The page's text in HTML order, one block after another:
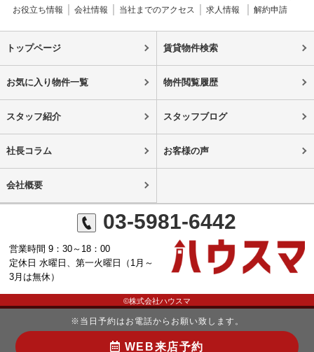
お役立ち情報
会社情報 当社までのアクセス 求人情報 解約申請
トップページ 賃貸物件検索
お気に入り物件一覧 物件閲覧履歴
スタッフ紹介 スタッフブログ
社長コラム お客様の声
会社概要
03-5981-6442
営業時間 9：30～18：00
定休日 水曜日、第一火曜日（1月～
3月は無休）
©株式会社ハウスマ
※当日予約はお電話からお願い致します。
WEB来店予約